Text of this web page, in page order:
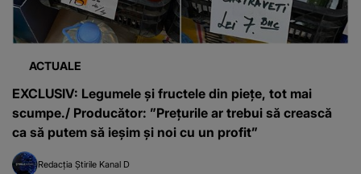
ACTUALE
EXCLUSIV: Legumele și fructele din piețe, tot mai
scumpe./ Producător: ”Prețurile ar trebui să crească
ca să putem să ieșim și noi cu un profit”
Redacția Știrile Kanal D